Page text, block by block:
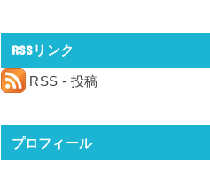
RSSリンク
RSS - 投稿
プロフィール